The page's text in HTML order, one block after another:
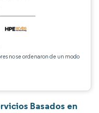
no se ordenaron de un modo
Basados en